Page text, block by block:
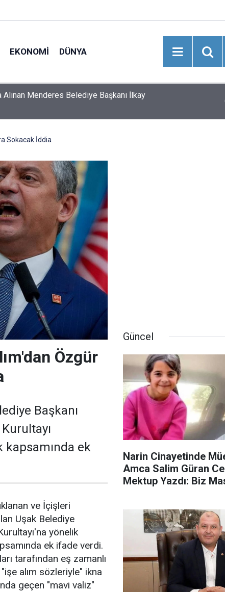
EKONOMI DÜNYA
Alınan Menderes Belediye Başkanı İlkay
Sokacak İddia
Özgür
Başkanı
kapsamında ek
ve İçişleri
Uşak Belediye
yönelik
ek ifade verdi.
tarafından eş zamanlı
alım sözleriyle" ikna
geçen "mavi valiz"
Güncel
Narin Cinayetinde
Amca Salim Güran
Mektup Yazdı: Biz